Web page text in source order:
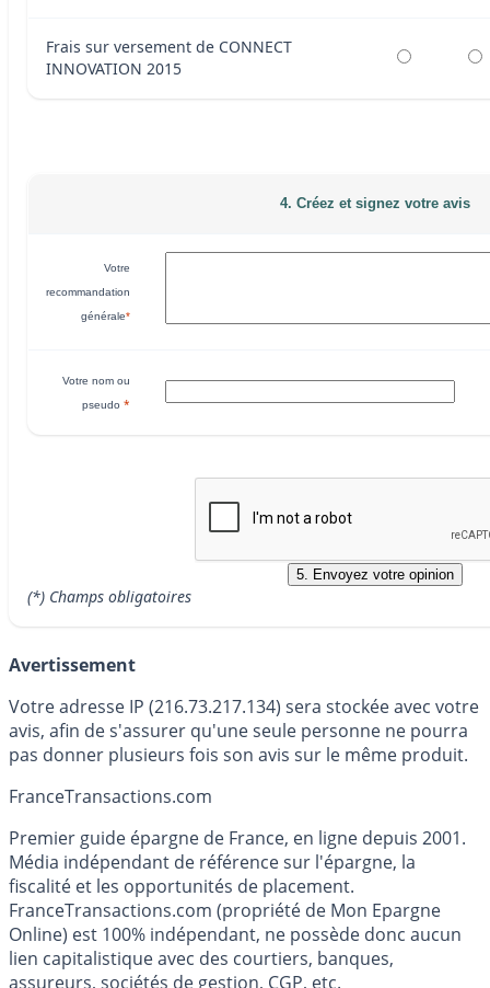
Frais sur versement de CONNECT
INNOVATION 2015
4. Créez et signez votre avis
Votre
recommandation
générale*
Votre nom ou
pseudo *
(*) Champs obligatoires
Avertissement
Votre adresse IP (216.73.217.134) sera stockée avec votre
avis, afin de s'assurer qu'une seule personne ne pourra
pas donner plusieurs fois son avis sur le même produit.
FranceTransactions.com
Premier guide épargne de France, en ligne depuis 2001.
Média indépendant de référence sur l'épargne, la
fiscalité et les opportunités de placement.
FranceTransactions.com (propriété de Mon Epargne
Online) est 100% indépendant, ne possède donc aucun
lien capitalistique avec des courtiers, banques,
assureurs, sociétés de gestion, CGP, etc.